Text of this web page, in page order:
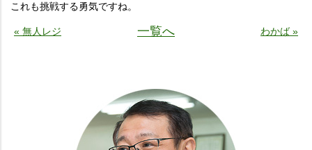
これも挑戦する勇気ですね。
« 無人レジ 一覧へ わかば »